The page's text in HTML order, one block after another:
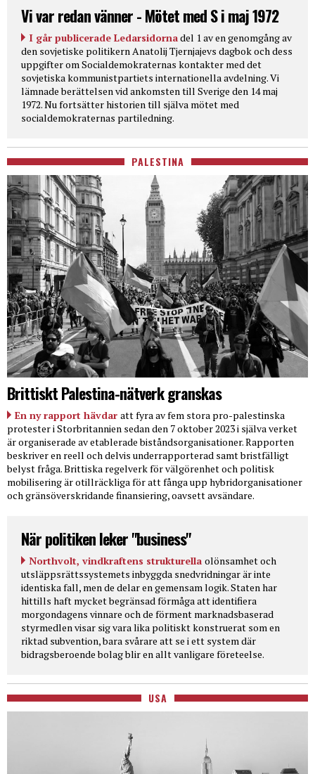
Vi var redan vänner - Mötet med S i maj 1972
I går publicerade Ledarsidornadel 1 av en genomgång av
den sovjetiske politikern Anatolij Tjernjajevs dagbok och dess
uppgifter om Socialdemokraternas kontakter med det
sovjetiska kommunistpartiets internationella avdelning. Vi
lämnade berättelsen vid ankomsten till Sverige den 14 maj
1972. Nu fortsätter historien till själva mötet med
socialdemokraternas partiledning.
PALESTINA
Brittiskt Palestina-nätverk granskas
En ny rapport hävdar att fyra av fem stora pro-palestinska
protester i Storbritannien sedan den 7 oktober 2023 i själva verket
är organiserade av etablerade biståndsorganisationer. Rapporten
beskriver en reell och delvis underrapporterad samt bristfälligt
belyst fråga. Brittiska regelverk för välgörenhet och politisk
mobilisering är otillräckliga för att fånga upp hybridorganisationer
och gränsöverskridande finansiering, oavsett avsändare.
När politiken leker "business"
Northvolt, vindkraftens strukturella olönsamhet och
utsläppsrättssystemets inbyggda snedvridningar är inte
identiska fall, men de delar en gemensam logik. Staten har
hittills haft mycket begränsad förmåga att identifiera
morgondagens vinnare och de förment marknadsbaserad
styrmedlen visar sig vara lika politiskt konstruerat som en
riktad subvention, bara svårare att se i ett system där
bidragsberoende bolag blir en allt vanligare företeelse.
USA